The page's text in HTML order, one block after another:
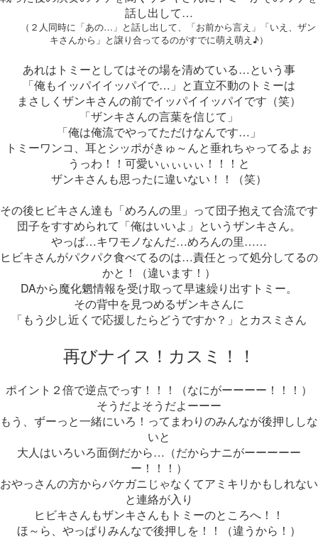
話し出して…
（２人同時に「あの…」と話し出して、「お前から言え」「いえ、ザン
キさんから」と譲り合ってるのがすでに萌え萌え♪）
あれはトミーとしてはその場を清めている…という事
「俺もイッパイイッパイで…」と直立不動のトミーは
まさしくザンキさんの前でイッパイイッパイです（笑）
「ザンキさんの言葉を信じて」
「俺は俺流でやってただけなんです…」
トミーワンコ、耳とシッポがきゅ～んと垂れちゃってるよぉ
うっわ！！可愛いぃぃぃぃ！！！と
ザンキさんも思ったに違いない！！（笑）
その後ヒビキさん達も「めろんの里」って団子抱えて合流です
団子をすすめられて「俺はいいよ」というザンキさん。
やっぱ…キワモノなんだ…めろんの里……
ヒビキさんがパクパク食べてるのは…責任とって処分してるの
かと！（違います！）
DAから魔化魍情報を受け取って早速繰り出すトミー。
その背中を見つめるザンキさんに
「もう少し近くで応援したらどうですか？」とカスミさん
再びナイス！カスミ！！
ポイント２倍で逆点でっす！！！（なにがーーーー！！！）
そうだよそうだよーーー
もう、ずーっと一緒にいろ！ってまわりのみんなが後押ししな
いと
大人はいろいろ面倒だから…（だからナニがーーーーー
ー！！！）
おやっさんの方からバケガニじゃなくてアミキリかもしれない
と連絡が入り
ヒビキさんもザンキさんもトミーのところへ！！
ほ～ら、やっぱりみんなで後押しを！！（違うから！）